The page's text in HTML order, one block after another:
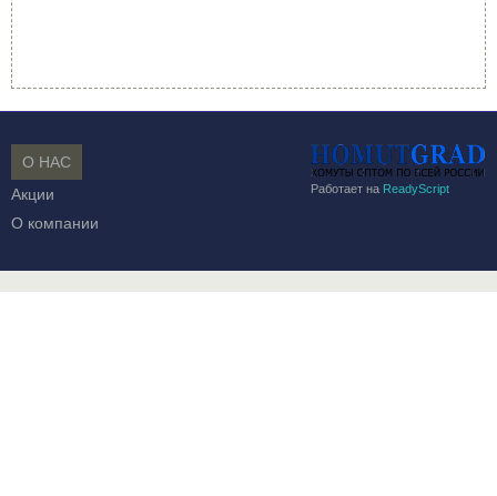
Работает на ReadyScript
О НАС
Акции
О компании